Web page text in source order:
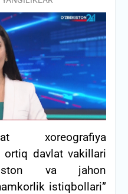
xoreografiya
ortiq davlat vakillari
va jahon
istiqbollari”